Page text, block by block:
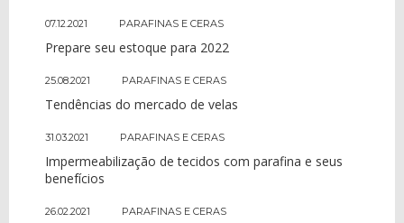
07.12.2021 PARAFINAS E CERAS
Prepare seu estoque para 2022
25.08.2021 PARAFINAS E CERAS
Tendências do mercado de velas
31.03.2021 PARAFINAS E CERAS
Impermeabilização de tecidos com parafina e seus
benefícios
26.02.2021 PARAFINAS E CERAS